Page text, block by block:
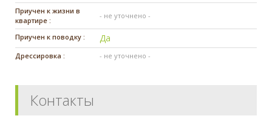
Приучен к жизни в
квартире :
- не уточнено -
Приучен к поводку : Да
Дрессировка : - не уточнено -
Контакты